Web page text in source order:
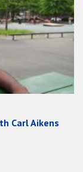
Carl Aikens